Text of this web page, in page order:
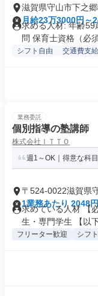
滋賀県守山市下之
月給23万3000円～
求める人材: 年齢59
問 保育士資格（必須
シフト自由 交通費支給
業務委託
個別指導の塾講師
株式会社ＩＴＴＯ
週1～OK｜得意な科
〒524-0022滋賀県
1業務あたり 2048
求めている人材 【
生・専門学生 【以
フリーター歓迎 シフ